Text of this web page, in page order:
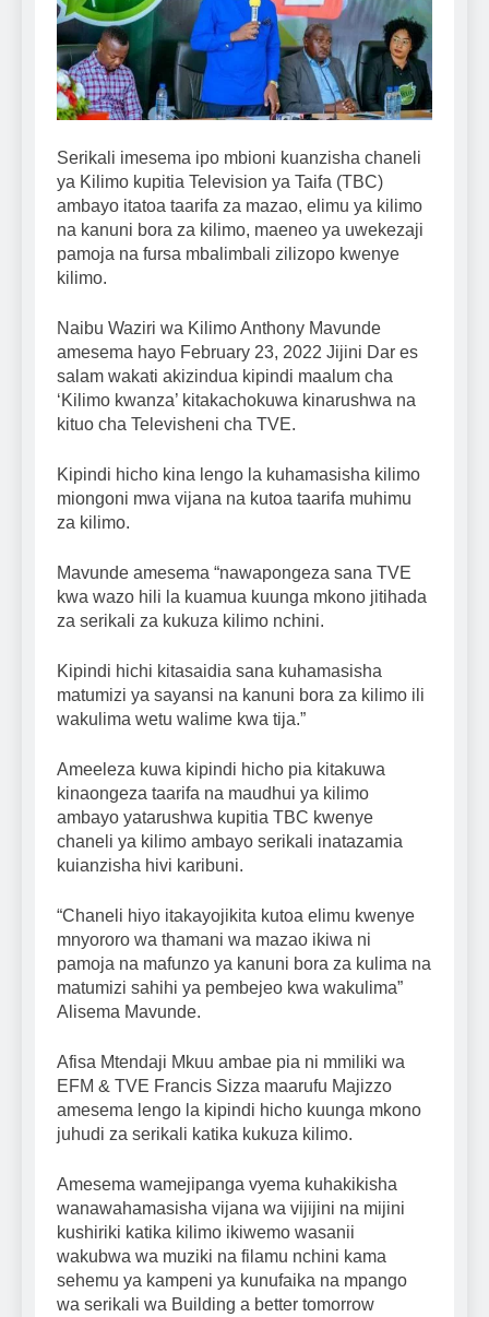
Serikali imesema ipo mbioni kuanzisha chaneli
ya Kilimo kupitia Television ya Taifa (TBC)
ambayo itatoa taarifa za mazao, elimu ya kilimo
na kanuni bora za kilimo, maeneo ya uwekezaji
pamoja na fursa mbalimbali zilizopo kwenye
kilimo.
Naibu Waziri wa Kilimo Anthony Mavunde
amesema hayo February 23, 2022 Jijini Dar es
salam wakati akizindua kipindi maalum cha
‘Kilimo kwanza’ kitakachokuwa kinarushwa na
kituo cha Televisheni cha TVE.
Kipindi hicho kina lengo la kuhamasisha kilimo
miongoni mwa vijana na kutoa taarifa muhimu
za kilimo.
Mavunde amesema “nawapongeza sana TVE
kwa wazo hili la kuamua kuunga mkono jitihada
za serikali za kukuza kilimo nchini.
Kipindi hichi kitasaidia sana kuhamasisha
matumizi ya sayansi na kanuni bora za kilimo ili
wakulima wetu walime kwa tija.”
Ameeleza kuwa kipindi hicho pia kitakuwa
kinaongeza taarifa na maudhui ya kilimo
ambayo yatarushwa kupitia TBC kwenye
chaneli ya kilimo ambayo serikali inatazamia
kuianzisha hivi karibuni.
“Chaneli hiyo itakayojikita kutoa elimu kwenye
mnyororo wa thamani wa mazao ikiwa ni
pamoja na mafunzo ya kanuni bora za kulima na
matumizi sahihi ya pembejeo kwa wakulima”
Alisema Mavunde.
Afisa Mtendaji Mkuu ambae pia ni mmiliki wa
EFM & TVE Francis Sizza maarufu Majizzo
amesema lengo la kipindi hicho kuunga mkono
juhudi za serikali katika kukuza kilimo.
Amesema wamejipanga vyema kuhakikisha
wanawahamasisha vijana wa vijijini na mijini
kushiriki katika kilimo ikiwemo wasanii
wakubwa wa muziki na filamu nchini kama
sehemu ya kampeni ya kunufaika na mpango
wa serikali wa Building a better tomorrow